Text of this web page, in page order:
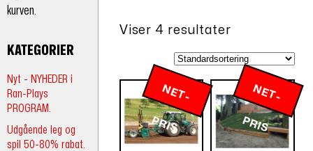
kurven.
KATEGORIER
Nyt - NYHEDER i
Ran-Plays
PROGRAM.
Udgående leg og
spil 50-80% rabat.
Viser 4 resultater
N
E
T
-
P
R
IS
N
E
T
-
P
R
IS